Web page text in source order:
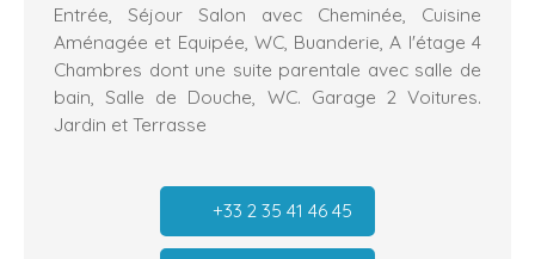
Entrée, Séjour Salon avec Cheminée, Cuisine
Aménagée et Equipée, WC, Buanderie, A l'étage 4
Chambres dont une suite parentale avec salle de
bain, Salle de Douche, WC. Garage 2 Voitures.
Jardin et Terrasse
+33 2 35 41 46 45